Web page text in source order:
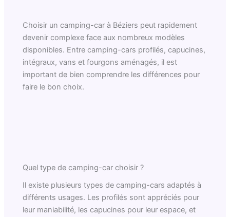
Choisir un camping-car à Béziers peut rapidement
devenir complexe face aux nombreux modèles
disponibles. Entre camping-cars profilés, capucines,
intégraux, vans et fourgons aménagés, il est
important de bien comprendre les différences pour
faire le bon choix.
Quel type de camping-car choisir ?
Il existe plusieurs types de camping-cars adaptés à
différents usages. Les profilés sont appréciés pour
leur maniabilité, les capucines pour leur espace, et